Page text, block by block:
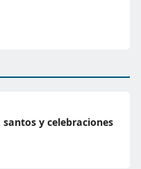
y celebraciones